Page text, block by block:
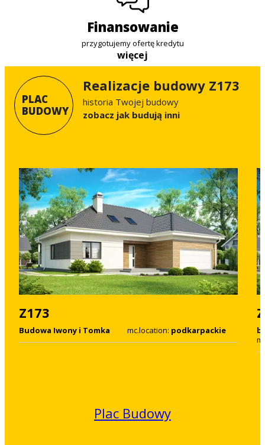
finansowanie
przygotujemy ofertę kredytu
więcej
PLAC
BUDOWY
Realizacje budowy Z173
historia Twojej budowy
Zobacz jak budują inni
Z173
Budowa Iwony i Tomka mc.location: podkarpackie
Plac Budowy